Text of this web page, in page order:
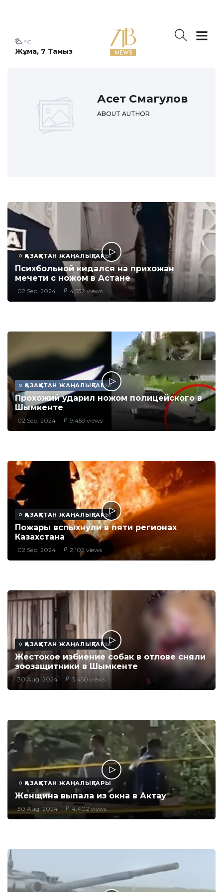
Жұма, 7 Тамыз
°C
Асет Смагулов
ABOUT AUTHOR
ҚАЗАҚСТАН ЖАҢАЛЫҚТАРЫ
Психбольной кидался на прихожан
мечети с ножом в Астане
02 Sep, 2024 4,532 views
ҚАЗАҚСТАН ЖАҢАЛЫҚТАРЫ
Прохожий ударил ножом полицейского в
Шымкенте
02 Sep, 2024 9,459 views
ҚАЗАҚСТАН ЖАҢАЛЫҚТАРЫ
Пожары вспыхнули в пяти регионах
Казахстана
02 Sep, 2024 2,102 views
ҚАЗАҚСТАН ЖАҢАЛЫҚТАРЫ
Жестокое избиение собак в отлове сняли
зоозащитники в Шымкенте
30 Aug, 2024 3,450 views
ҚАЗАҚСТАН ЖАҢАЛЫҚТАРЫ
Женщина выпала из окна в Актау
30 Aug, 2024 4,402 views